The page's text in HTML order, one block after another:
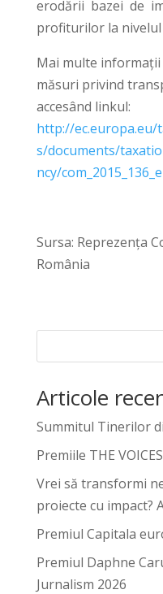
erodării bazei de
profiturilor la nivelul
Mai multe
măsuri privind
accesând linkul:
http://ec.europa.eu/
s/documents/
ncy/
Sursa: Reprezența
România
Articole
Summitul Tinerilor
Premiile THE VOICES
Vrei să transformi
proiecte cu impact?
Premiul Capitala
Premiul Daphne
Jurnalism 2026